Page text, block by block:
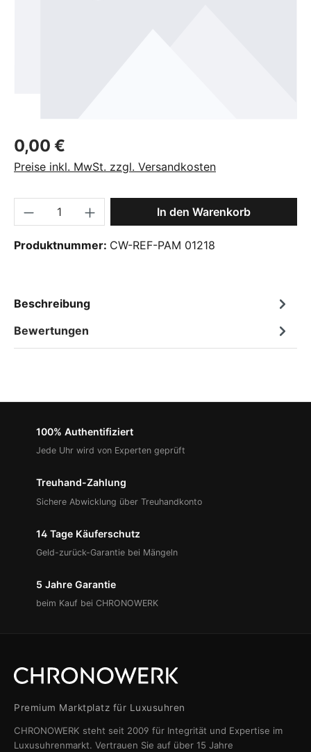
Regulärer Preis:
0,00 €
Preise inkl. MwSt. zzgl. Versandkosten
Produkt Anzahl: Gib den gewünschten
In den Warenkorb
Produktnummer: CW-REF-PAM 01218
Beschreibung
Bewertungen
100% Authentifiziert
Jede Uhr wird von Experten geprüft
Treuhand-Zahlung
Sichere Abwicklung über Treuhandkonto
14 Tage Käuferschutz
Geld-zurück-Garantie bei Mängeln
5 Jahre Garantie
beim Kauf bei CHRONOWERK
Premium Marktplatz für Luxusuhren
CHRONOWERK steht seit 2009 für Integrität und Expertise im
Luxusuhrenmarkt. Vertrauen Sie auf über 15 Jahre